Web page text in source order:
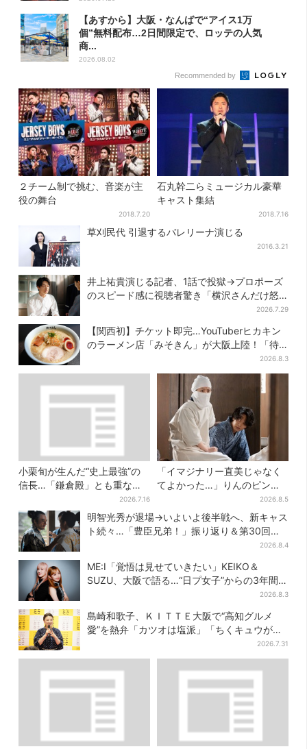
【あすから】大阪・なんばで“アイス1万
個”無料配布…2日間限定で、ロッテの人気
商...
2026.08.02
Recommended by
２チーム制で挑む、音楽が主
役の舞台
2018.7.20
石丸幹二らミュージカル豪華
キャスト集結
2018.7.16
草刈民代 引退するバレリーナ演じる
2016.3.21
井上祐貴演じる記者、1話で投獄→プロポーズ
のスピード感に視聴者驚き「横沢さんだけ怒
2026.7.29
【関西初】チケット即完…YouTuberヒカキン
のラーメン店「みそきん」が大阪上陸！「待
2026.8.3
小栗旬が生んだ“史上最強”の
信長…「鎌倉殿」とも重な
る、にじむ悲しみが“名人
芸”【豊臣兄弟】
2026.7.16
「イマジナリー直美じゃなく
てよかった…」りんのピンチ
に駆けつける直美、ベストな
タイミングに視聴者歓喜
2026.8.5
明智光秀が退場→いよいよ後半戦へ、新キャス
ト続々…「豊臣兄弟！」振り返り＆第30回あ
2026.8.4
ME:I「覚悟は見せていきたい」KEIKO＆
SUZU、大阪で語る…“日プ女子”からの3年間
2026.8.3
島崎和歌子、ＫＩＴＴＥ大阪で“高知グルメ
愛”を熱弁「カツオは塩派」「ちくキュウがお
2026.7.31